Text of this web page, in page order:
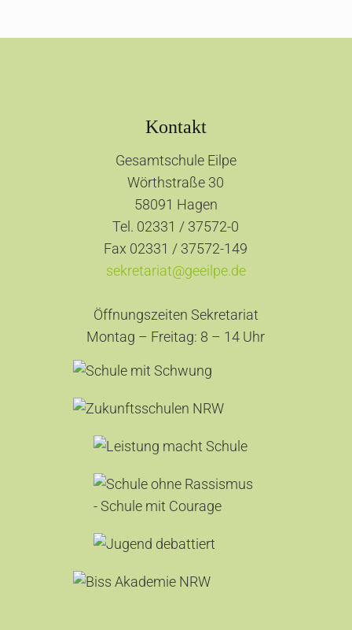
Kontakt
Gesamtschule Eilpe
Wörthstraße 30
58091 Hagen
Tel. 02331 / 37572-0
Fax 02331 / 37572-149
sekretariat@geeilpe.de
Öffnungszeiten Sekretariat
Montag – Freitag: 8 – 14 Uhr